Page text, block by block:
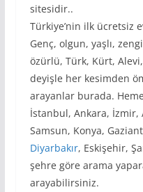
sitesidir..
Türkiye’nin ilk ücretsiz
Genç, olgun, yaşlı,
özürlü, Türk, Kürt,
deyişle her kesimden
arayanlar burada.
İstanbul, Ankara, İzmir,
Samsun, Konya,
Diyarbakır, Eskişehir,
şehre göre arama
arayabilirsiniz.